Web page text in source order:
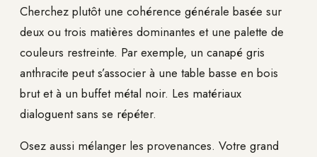
Cherchez plutôt une cohérence générale basée sur
deux ou trois matières dominantes et une palette de
couleurs restreinte. Par exemple, un canapé gris
anthracite peut s’associer à une table basse en bois
brut et à un buffet métal noir. Les matériaux
dialoguent sans se répéter.
Osez aussi mélanger les provenances. Votre grand